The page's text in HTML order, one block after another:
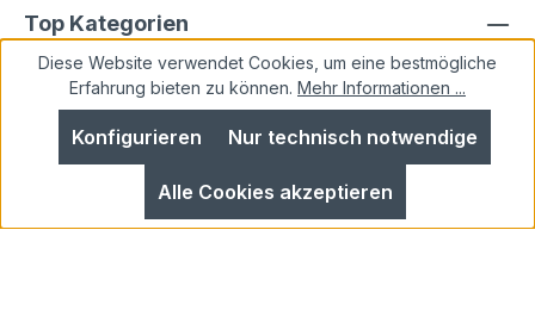
Top Kategorien
Alle Preise inkl. gesetzl. Mehrwertsteuer zzgl.
Versandkostenund ggf. Nachnahmegebühren, wenn
nicht anders angegeben.
Diese Website verwendet Cookies, um eine bestmögliche
Erfahrung bieten zu können. Mehr Informationen ...
Nur technisch notwendige
Konfigurieren
Alle Cookies akzeptieren